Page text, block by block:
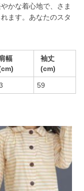
かな着心地で、さま
ます。あなたのスタ
肩幅
袖丈
(cm)
59